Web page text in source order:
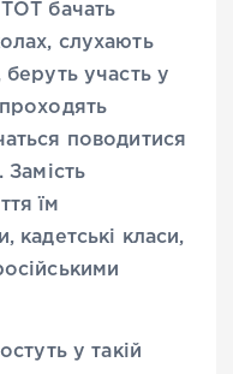
ТОТ бачать
слухають
беруть участь у
поводитися
Замість
їм
кадетські класи,
у такій